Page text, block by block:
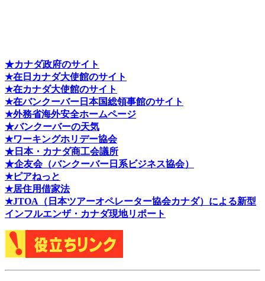
★カナダ政府のサイト
★在日カナダ大使館のサイト
★在カナダ大使館のサイト
★在バンクーバー日本国総領事館のサイト
★外務省海外安全ホームページ
★バンクーバーの天気
★ワーキングホリデー協会
★日本・カナダ商工会議所
★企友会（バンクーバー日系ビジネス協会）
★ピアねっと
★居住用借家法
★JTOA（日本ツアーオペレーター協会カナダ）による新型
インフルエンザ・カナダ現地リポート